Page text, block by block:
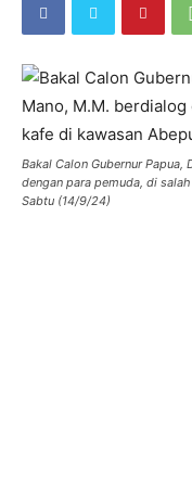
Bakal Calon Gubernur
dengan para pemuda, di
Sabtu (14/9/24)